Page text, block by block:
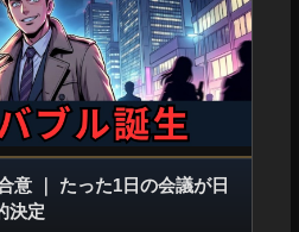
意｜ たった1日の会議が日
決定